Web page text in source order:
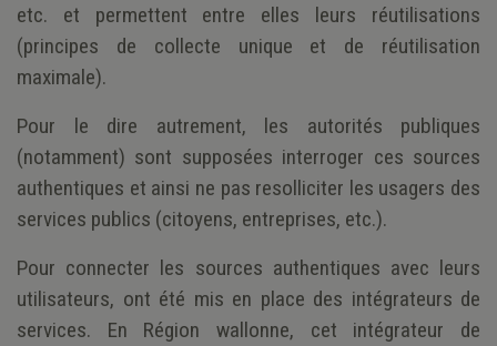
etc. et permettent entre elles leurs réutilisations
(principes de collecte unique et de réutilisation
maximale).
Pour le dire autrement, les autorités publiques
(notamment) sont supposées interroger ces sources
authentiques et ainsi ne pas resolliciter les usagers des
services publics (citoyens, entreprises, etc.).
Pour connecter les sources authentiques avec leurs
utilisateurs, ont été mis en place des intégrateurs de
services. En Région wallonne, cet intégrateur de